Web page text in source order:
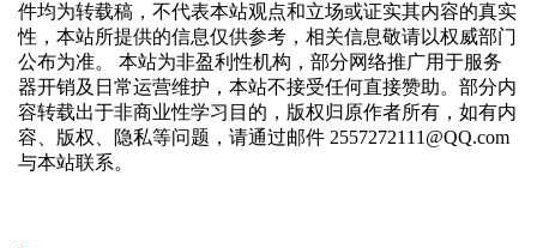
件均为转载稿，不代表本站观点和立场或证实其内容的真实
性，本站所提供的信息仅供参考，相关信息敬请以权威部门
公布为准。 本站为非盈利性机构，部分网络推广用于服务
器开销及日常运营维护，本站不接受任何直接赞助。部分内
容转载出于非商业性学习目的，版权归原作者所有，如有内
容、版权、隐私等问题，请通过邮件 2557272111@QQ.com
与本站联系。